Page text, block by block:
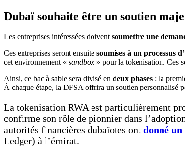
Dubaï souhaite être un soutien
Les entreprises intéressées doiventsoumettre une
Ces entreprises seront ensuite soumises à un processus
cet environnement « sandbox » pour la tokenisation. Ces
Ainsi, ce bac à sable sera divisé en deux phases : la
À chaque étape, la DFSA offrira un soutien personnalisé
La tokenisation RWA est particulièrement
confirme son rôle de pionnier dans
autorités financières dubaïotes ont donné
Ledger) à l’émirat.